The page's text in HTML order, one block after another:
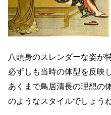
八頭身のスレンダーな姿が
必ずしも当時の体型を反映
あくまで鳥居清長の理想の
のようなスタイルでしょうね